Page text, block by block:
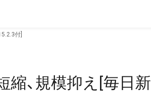
付]
、規模抑え[毎日新